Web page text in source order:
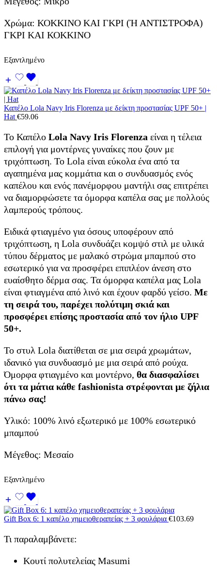
Χρώμα: ΚΟΚΚΙΝΟ ΚΑΙ ΓΚΡΙ (Ή ΑΝΤΙΣΤΡΟΦΑ)
ΓΚΡΙ ΚΑΙ ΚΟΚΚΙΝΟ
Εξαντλημένο
Καπέλο Lola Navy Iris Florenza με δείκτη προστασίας UPF 50+ |
Hat €59.06
Το Καπέλο Lola Navy Iris Florenza είναι η τέλεια
επιλογή για μοντέρνες γυναίκες που ζουν με
τριχόπτωση. Το Lola είναι εύκολα ένα από τα
αγαπημένα μας κομμάτια και ο συνδυασμός ενός
καπέλου και ενός πανέμορφου μαντήλι σας επιτρέπει
να διαμορφώσετε τα όμορφα καπέλα σας με πολλούς
λαμπερούς τρόπους.
Ειδικά φτιαγμένο για όσους υποφέρουν από
τριχόπτωση, η Lola συνδυάζει κομψό στιλ με υλικά
τύπου δέρματος με μαλακό στρώμα μπαμπού στο
εσωτερικό για να προσφέρει επιπλέον άνεση στο
ευαίσθητο δέρμα σας. Τα όμορφα καπέλα μας Lola
είναι φτιαγμένα από λινό και έχουν φαρδύ γείσο. Με
τη σειρά του, παρέχει πολύτιμη σκιά και
προσφέρει επίσης προστασία από τον ήλιο UPF
50+.
Το στυλ Lola διατίθεται σε μια σειρά χρωμάτων,
ιδανικό για συνδυασμό με μια σειρά από ρούχα.
Όμορφα φτιαγμένο και μοντέρνο, θα διασφαλίσει
ότι τα μάτια κάθε fashionista στρέφονται με ζήλια
πάνω σας!
Υλικό: 100% λινό εξωτερικό με 100% εσωτερικό
μπαμπού
Μέγεθος: Μεσαίο
Εξαντλημένο
Gift Box 6: 1 καπέλο χημειοθεραπείας + 3 φουλάρια €103.69
Τι παραλαμβάνετε:
Κουτί πολυτελείας Masumi